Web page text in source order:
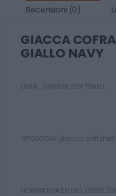
Recensioni (0)
GIACCA
GIALLO NAVY
LINEA_1:WINTER SOFTSHELL
TIPOLOGIA:giacca softshell
NORMATIVA:EN ISO